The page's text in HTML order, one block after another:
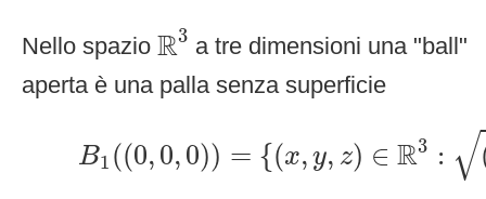
Nello spazio R3
R3
a tre dimensioni una "ball"
aperta è una palla senza superficie
B1 ((0,0,0)) = {(x, y, z) ∈ R3 : √: